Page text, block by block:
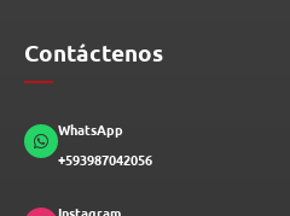
Contáctenos
WhatsApp
+593987042056